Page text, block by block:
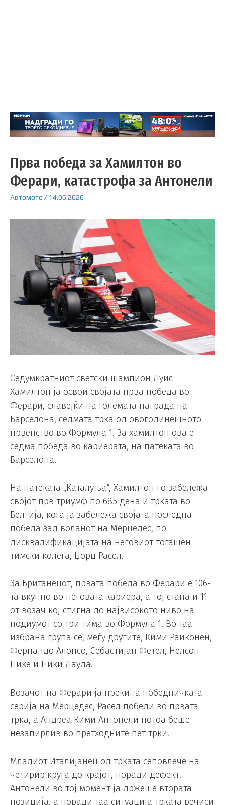
Прва победа за Хамилтон во
Ферари, катастрофа за Антонели
Автомото / 14.06.2026
Седумкратниот светски шампион Луис
Хамилтон ја освои својата прва победа во
Ферари, славејќи на Големата награда на
Барселона, седмата трка од овогодинешното
првенство во Формула 1. За хамилтон ова е
седма победа во кариерата, на патеката во
Барселона.
На патеката „Каталуња“, Хамилтон го забележа
својот прв триумф по 685 дена и трката во
Белгија, кога ја забележа својата последна
победа зад воланот на Мерцедес, по
дисквалификацијата на неговиот тогашен
тимски колега, Џорџ Расел.
За Британецот, првата победа во Ферари е 106-
та вкупно во неговата кариера, а тој стана и 11-
от возач кој стигна до највисокото ниво на
подиумот со три тима во Формула 1. Во таа
избрана група се, меѓу другите, Кими Раиконен,
Фернандо Алонсо, Себастијан Фетел, Нелсон
Пике и Ники Лауда.
Возачот на Ферари ја прекина победничката
серија на Мерцедес, Расел победи во првата
трка, а Андреа Кими Антонели потоа беше
незапирлив во претходните пет трки.
Младиот Италијанец од трката сеповлече на
четирир круга до крајот, поради дефект.
Антонели во тој момент ја држеше втората
позиција, а поради таа ситуација трката речиси